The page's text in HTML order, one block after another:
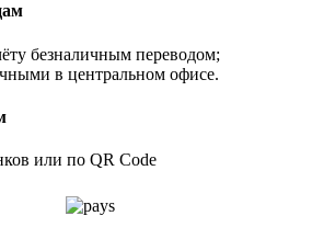
безналичным переводом;
в центральном офисе.
или по QR Code